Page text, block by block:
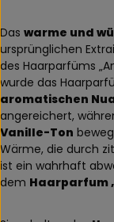
Das warme und
ursprünglichen
des Haarparfüms
wurde das
aromatischen
angereichert,
Vanille-Ton
Wärme, die durch
ist ein wahrhaft
dem Haarparfum